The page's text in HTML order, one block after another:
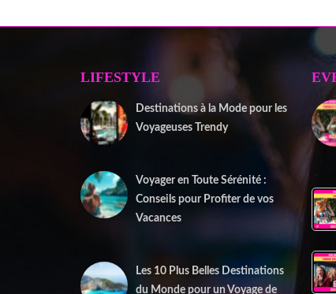
LIFESTYLE
Destinations à la Mode pour les
Voyageuses Trendy
Voyager en Toute Sérénité :
Conseils pour Profiter de vos
Vacances
Les 10 Plus Belles Destinations
du Monde pour un Voyage de